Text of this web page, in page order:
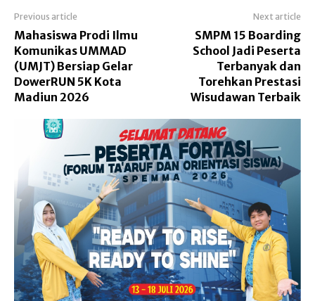
Previous article
Mahasiswa Prodi Ilmu
Komunikas UMMAD
(UMJT) Bersiap Gelar
DowerRUN 5K Kota
Madiun 2026
Next article
SMPM 15 Boarding
School Jadi Peserta
Terbanyak dan
Torehkan Prestasi
Wisudawan Terbaik